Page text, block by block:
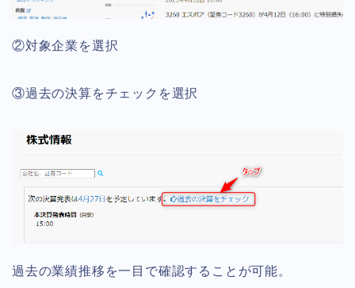
②対象企業を選択
③過去の決算をチェックを選択
過去の業績推移を一目で確認することが可能。